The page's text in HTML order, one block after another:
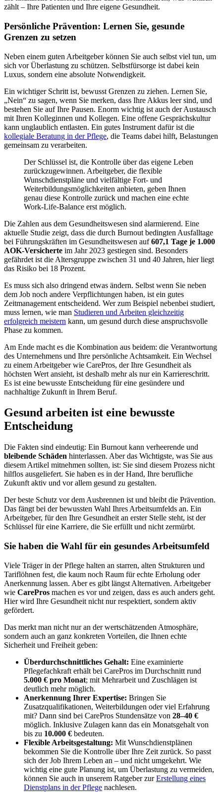
zählt – Ihre Patienten und Ihre eigene Gesundheit.
Persönliche Prävention: Lernen Sie, gesunde
Grenzen zu setzen
Neben einem guten Arbeitgeber können Sie auch selbst viel tun, um
sich vor Überlastung zu schützen. Selbstfürsorge ist dabei kein
Luxus, sondern eine absolute Notwendigkeit.
Ein wichtiger Schritt ist, bewusst Grenzen zu ziehen. Lernen Sie,
„Nein“ zu sagen, wenn Sie merken, dass Ihre Akkus leer sind, und
bestehen Sie auf Ihre Pausen. Enorm wichtig ist auch der Austausch
mit Ihren Kolleginnen und Kollegen. Eine offene Gesprächskultur
kann unglaublich entlasten. Ein gutes Instrument dafür ist die
kollegiale Beratung in der Pflege, die Teams dabei hilft, Belastungen
gemeinsam zu verarbeiten.
Der Schlüssel ist, die Kontrolle über das eigene Leben
zurückzugewinnen. Arbeitgeber, die flexible
Wunschdienstpläne und vielfältige Fort- und
Weiterbildungsmöglichkeiten anbieten, geben Ihnen
genau diese Kontrolle zurück und machen eine echte
Work-Life-Balance erst möglich.
Die Zahlen aus dem Gesundheitswesen sind alarmierend. Eine
aktuelle Studie zeigt, dass die durch Burnout bedingten Ausfalltage
bei Führungskräften im Gesundheitswesen auf607,1 Tage je 1.000
AOK-Versicherte im Jahr 2023 gestiegen sind. Besonders
gefährdet ist die Altersgruppe zwischen 31 und 40 Jahren, hier liegt
das Risiko bei 18 Prozent.
Es muss sich also dringend etwas ändern. Selbst wenn Sie neben
dem Job noch andere Verpflichtungen haben, ist ein gutes
Zeitmanagement entscheidend. Wer zum Beispiel nebenbei studiert,
muss lernen, wie man Studieren und Arbeiten gleichzeitig
erfolgreich meistern kann, um gesund durch diese anspruchsvolle
Phase zu kommen.
Am Ende macht es die Kombination aus beidem: die Verantwortung
des Unternehmens und Ihre persönliche Achtsamkeit. Ein Wechsel
zu einem Arbeitgeber wie CarePros, der Ihre Gesundheit als
höchsten Wert ansieht, ist deshalb mehr als nur ein Karriereschritt.
Es ist eine bewusste Entscheidung für eine gesündere und
nachhaltige Zukunft in Ihrem Beruf.
Gesund arbeiten ist eine bewusste
Entscheidung
Die Fakten sind eindeutig: Ein Burnout kann verheerende und
bleibende Schäden hinterlassen. Aber das Wichtigste, was Sie aus
diesem Artikel mitnehmen sollten, ist: Sie sind diesem Prozess nicht
hilflos ausgeliefert. Sie haben es in der Hand, Ihre berufliche
Zukunft aktiv und vor allem gesund zu gestalten.
Der beste Schutz vor dem Ausbrennen ist und bleibt die Prävention.
Das fängt bei der bewussten Wahl Ihres Arbeitsumfelds an. Ein
Arbeitgeber, für den Ihre Gesundheit an erster Stelle steht, ist der
Schlüssel für eine Karriere, die Sie erfüllt und nicht zermürbt.
Sie haben die Wahl für ein gesundes Arbeitsumfeld
Viele Träger in der Pflege halten an starren, alten Strukturen und
Tariflöhnen fest, die kaum noch Raum für echte Erholung oder
Anerkennung lassen. Aber es gibt längst Alternativen. Arbeitgeber
wie CarePros machen es vor und zeigen, dass es auch anders geht.
Hier wird Ihre Gesundheit nicht nur respektiert, sondern aktiv
gefördert.
Das merkt man nicht nur an der wertschätzenden Atmosphäre,
sondern auch an ganz konkreten Vorteilen, die Ihnen echte
Sicherheit und Freiheit geben:
Überdurchschnittliches Gehalt: Eine examinierte
Pflegefachkraft erhält bei CarePros im Durchschnitt rund
5.000 € pro Monat; mit Mehrarbeit und Zuschlägen ist
deutlich mehr möglich.
Anerkennung Ihrer Expertise: Bringen Sie
Zusatzqualifikationen, Weiterbildungen oder viel Erfahrung
mit? Dann sind bei CarePros Stundensätze von 28–40 €
möglich. Inklusive Zulagen kann das ein Monatsgehalt von
bis zu 10.000 € bedeuten.
Flexible Arbeitsgestaltung: Mit Wunschdienstplänen
bekommen Sie die Kontrolle über Ihre Zeit zurück. So passt
sich der Job Ihrem Leben an – und nicht umgekehrt. Wie
wichtig eine gute Planung ist, um Überlastung zu vermeiden,
können Sie auch in unserem Ratgeber zurErstellung eines
Dienstplans in der Pflege nachlesen.